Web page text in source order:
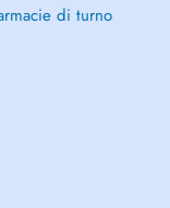
di turno